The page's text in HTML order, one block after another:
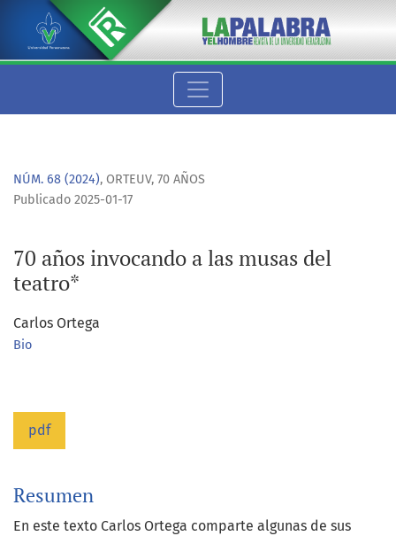
70 años invocando a las musas del teatro*
NÚM. 68 (2024), ORTEUV, 70 AÑOS
70 años invocando a las musas del
teatro*
Publicado 2025-01-17
Carlos Ortega
Bio
pdf
Resumen
En este texto Carlos Ortega comparte algunas de sus